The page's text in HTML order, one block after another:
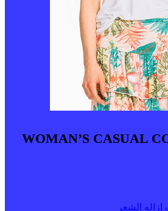
WOMAN’S CASUAL
إزاله الشعر